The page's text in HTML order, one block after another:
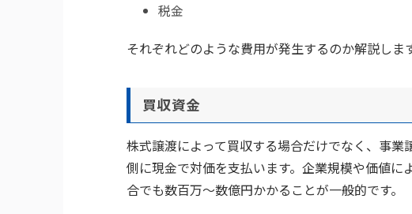
税金
それぞれどのような費用が発生するのか解説します
買収資金
株式譲渡によって買収する場合だけでなく、事
側に現金で対価を支払います。企業規模や価値
合でも数百万～数億円かかることが一般的です。